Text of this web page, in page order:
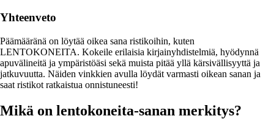
Yhteenveto
Päämääränä on löytää oikea sana ristikoihin, kuten
LENTOKONEITA. Kokeile erilaisia kirjainyhdistelmiä, hyödynnä
apuvälineitä ja ympäristöäsi sekä muista pitää yllä kärsivällisyyttä ja
jatkuvuutta. Näiden vinkkien avulla löydät varmasti oikean sanan ja
saat ristikot ratkaistua onnistuneesti!
Mikä on lentokoneita-sanan merkitys?